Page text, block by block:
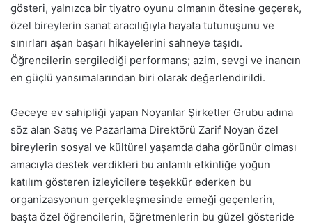
gösteri, yalnızca bir tiyatro oyunu olmanın ötesine geçerek,
özel bireylerin sanat aracılığıyla hayata tutunuşunu ve
sınırları aşan başarı hikayelerini sahneye taşıdı.
Öğrencilerin sergilediği performans; azim, sevgi ve inancın
en güçlü yansımalarından biri olarak değerlendirildi.
Geceye ev sahipliği yapan Noyanlar Şirketler Grubu adına
söz alan Satış ve Pazarlama Direktörü Zarif Noyan özel
bireylerin sosyal ve kültürel yaşamda daha görünür olması
amacıyla destek verdikleri bu anlamlı etkinliğe yoğun
katılım gösteren izleyicilere teşekkür ederken bu
organizasyonun gerçekleşmesinde emeği geçenlerin,
başta özel öğrencilerin, öğretmenlerin bu güzel gösteride